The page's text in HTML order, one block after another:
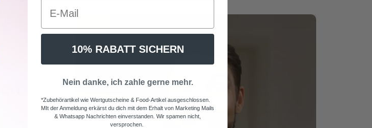
10% RABATT SICHERN
Nein danke, ich zahle gerne mehr.
*Zubehörartikel wie Wertgutscheine & Food-Artikel ausgeschlossen.
MIt der Anmeldung erkärst du dich mit dem Erhalt von Marketing Mails
& Whatsapp Nachrichten einverstanden. Wir spamen nicht,
versprochen.